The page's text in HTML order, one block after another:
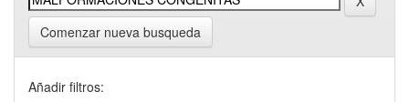
Comenzar nueva busqueda
Añadir filtros: